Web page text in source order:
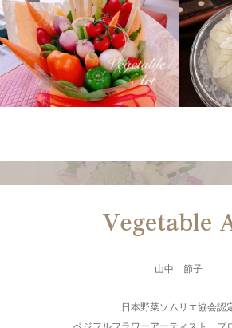
山中 節子
日本野菜ソムリエ協会認